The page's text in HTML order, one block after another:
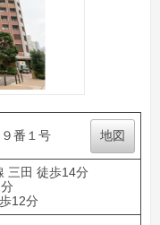
番１号 地図
三田 徒歩14分
12分